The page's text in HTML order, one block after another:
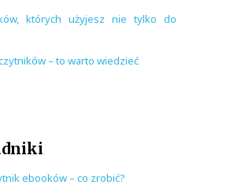
których użyjesz nie tylko do
– to warto wiedzieć
ebooków – co zrobić?